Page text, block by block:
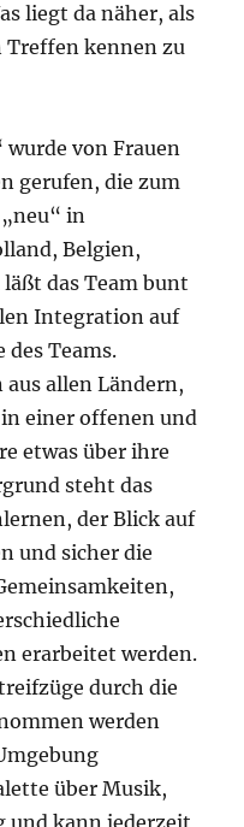
liegt da näher, als
Treffen kennen zu
von Frauen
gerufen, die zum
in
Belgien,
das Team bunt
Integration auf
des Teams.
allen Ländern,
einer offenen und
etwas über ihre
steht das
der Blick auf
und sicher die
erarbeitet werden.
durch die
werden
über Musik,